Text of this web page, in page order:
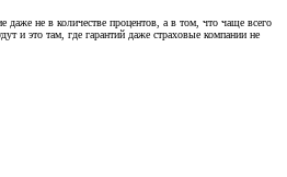
не в количестве процентов, а в том, что чаще всего
и это там, где гарантий даже страховые компании не